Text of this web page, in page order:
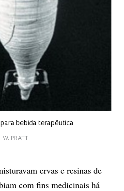
para bebida terapêutica
W. PRATT
ervas e resinas de
com fins medicinais há